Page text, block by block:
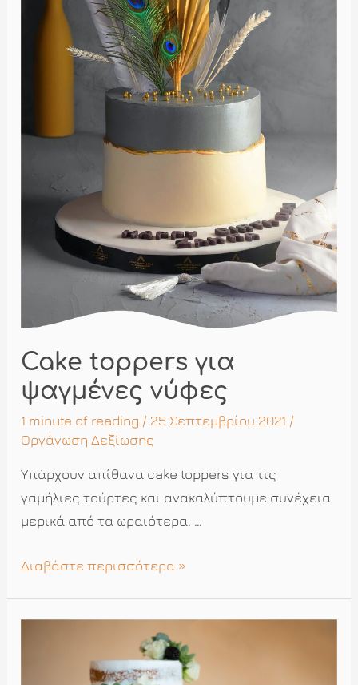
Cake toppers για
ψαγμένες νύφες
1 minute of reading / 25 Σεπτεμβρίου 2021 /
Οργάνωση Δεξίωσης
Υπάρχουν απίθανα cake toppers για τις
γαμήλιες τούρτες και ανακαλύπτουμε συνέχεια
μερικά από τα ωραιότερα. …
Cake
Διαβάστε περισσότερα »